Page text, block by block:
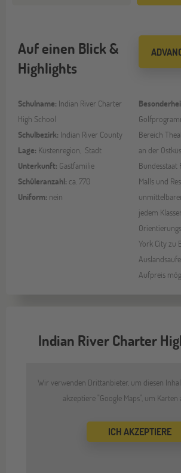
Auf einen Blick &
Highlights
Schulname: Indian River Charter
High School
Schulbezirk: Indian River County
Lage: Küstenregion, Stadt
Unterkunft: Gastfamilie
Schüleranzahl: ca. 770
Uniform: nein
Bereich
an der
Bundesstaat
Malls und
jedem
York City zu
Aufpreis
Indian River Charter
Wir verwenden Drittanbieter, um diesen
akzeptiere "Google Maps", um Karten
ICH AKZEPTIERE